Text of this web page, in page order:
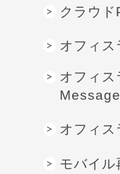
クラウ
オフィス
オフィ
オフィス
モバイル